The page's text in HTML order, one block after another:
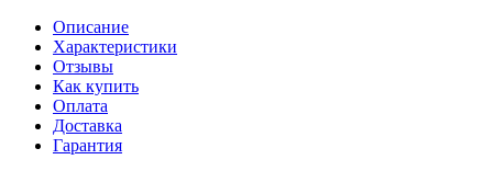
Описание
Характеристики
Отзывы
Как купить
Оплата
Доставка
Гарантия